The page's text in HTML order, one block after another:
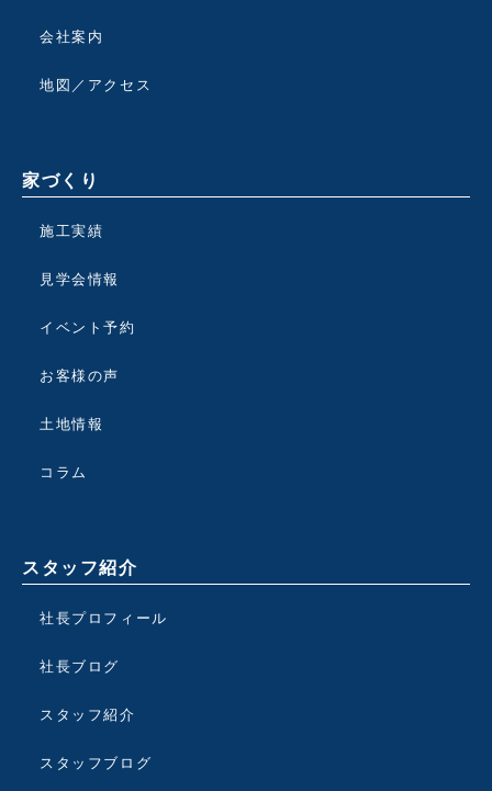
会社案内
地図／アクセス
家づくり
施工実績
見学会情報
イベント予約
お客様の声
土地情報
コラム
スタッフ紹介
社長プロフィール
社長ブログ
スタッフ紹介
スタッフブログ